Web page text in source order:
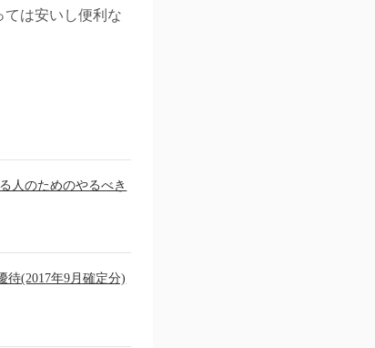
は安いし便利な
人のためのやるべき
待(2017年9月確定分)